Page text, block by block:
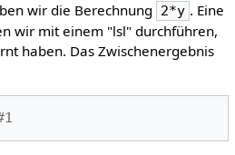
wir die Berechnung
2*y . Eine
wir mit einem "lsl" durchführen,
haben. Das Zwischenergebnis